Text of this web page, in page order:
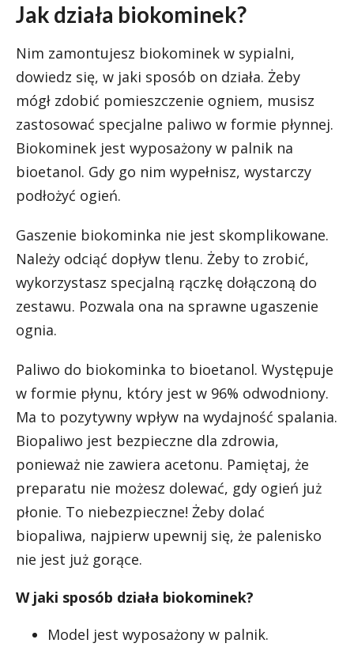
Jak działa biokominek?
Nim zamontujesz biokominek w sypialni,
dowiedz się, w jaki sposób on działa. Żeby
mógł zdobić pomieszczenie ogniem, musisz
zastosować specjalne paliwo w formie płynnej.
Biokominek jest wyposażony w palnik na
bioetanol. Gdy go nim wypełnisz, wystarczy
podłożyć ogień.
Gaszenie biokominka nie jest skomplikowane.
Należy odciąć dopływ tlenu. Żeby to zrobić,
wykorzystasz specjalną rączkę dołączoną do
zestawu. Pozwala ona na sprawne ugaszenie
ognia.
Paliwo do biokominka to bioetanol. Występuje
w formie płynu, który jest w 96% odwodniony.
Ma to pozytywny wpływ na wydajność spalania.
Biopaliwo jest bezpieczne dla zdrowia,
ponieważ nie zawiera acetonu. Pamiętaj, że
preparatu nie możesz dolewać, gdy ogień już
płonie. To niebezpieczne! Żeby dolać
biopaliwa, najpierw upewnij się, że palenisko
nie jest już gorące.
W jaki sposób działa biokominek?
Model jest wyposażony w palnik.